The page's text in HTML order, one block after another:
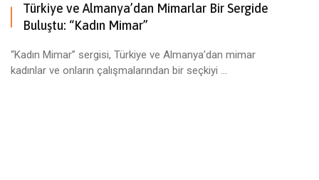
Türkiye ve Almanya’dan Mimarlar Bir Sergide
Buluştu: “Kadın Mimar”
“Kadın Mimar” sergisi, Türkiye ve Almanya’dan mimar
kadınlar ve onların çalışmalarından bir seçkiyi ...